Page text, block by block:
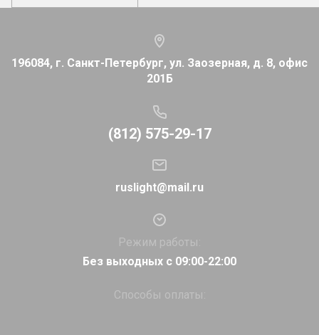
196084, г. Санкт-Петербург, ул. Заозерная, д. 8, офис
201Б
(812) 575-29-17
ruslight@mail.ru
Режим работы:
Без выходных с 09:00-22:00
Способы оплаты: